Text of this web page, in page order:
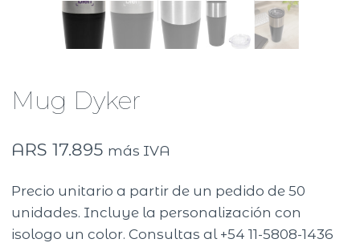
Mug Dyker
ARS 17.895 más IVA
Precio unitario a partir de un pedido de 50
unidades. Incluye la personalización con
isologo un color. Consultas al +54 11-5808-1436